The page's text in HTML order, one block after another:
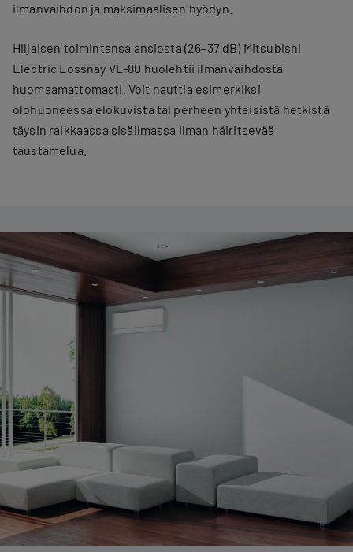
ilmanvaihdon ja maksimaalisen hyödyn.
Hiljaisen toimintansa ansiosta (26–37 dB) Mitsubishi
Electric Lossnay VL-80 huolehtii ilmanvaihdosta
huomaamattomasti. Voit nauttia esimerkiksi
olohuoneessa elokuvista tai perheen yhteisistä hetkistä
täysin raikkaassa sisäilmassa ilman häiritsevää
taustamelua.